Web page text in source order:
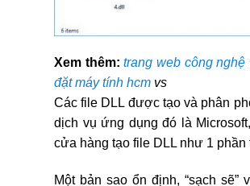
Xem thêm: trang web công nghệ
đặt máy tính hcm vs
Các file DLL được tạo và phân
dịch vụ ứng dụng đó là
cửa hàng tạo file DLL như 1
Một bản sao ổn định, “sạch